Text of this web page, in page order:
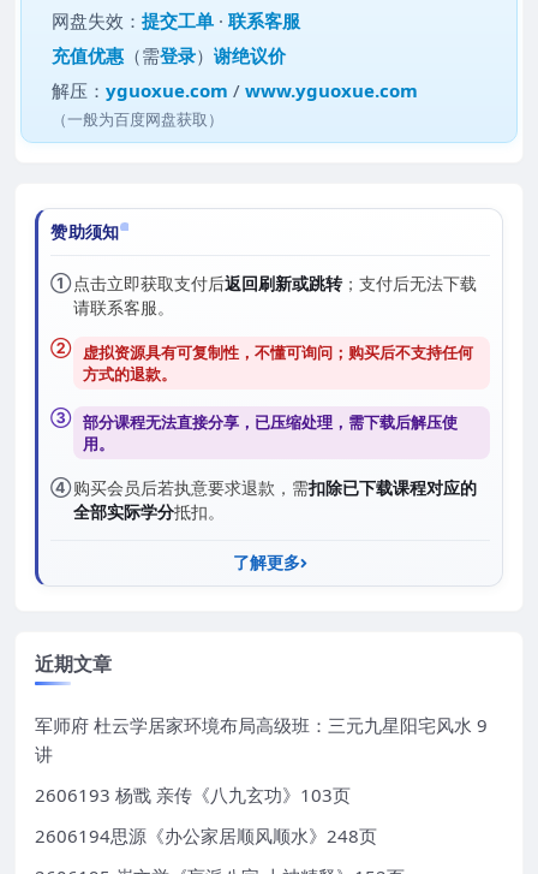
网盘失效：提交工单 ·联系客服
充值优惠 （需登录）谢绝议价
解压：yguoxue.com /www.yguoxue.com
（一般为百度网盘获取）
赞助须知
①点击立即获取支付后返回刷新或跳转；支付后无法下载
请联系客服。
② 虚拟资源具有可复制性，不懂可询问；购买后不支持任何
方式的退款。
③ 部分课程无法直接分享，已压缩处理，需下载后解压使
用。
④购买会员后若执意要求退款，需扣除已下载课程对应的
全部实际学分抵扣。
了解更多
近期文章
军师府 杜云学居家环境布局高级班：三元九星阳宅风水 9
讲
2606193 杨戬 亲传《八九玄功》103页
2606194思源《办公家居顺风顺水》248页